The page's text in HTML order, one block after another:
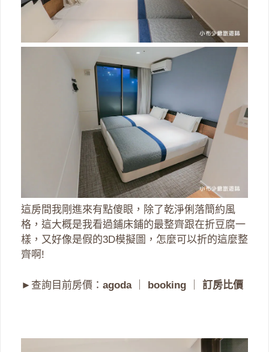
這房間我剛進來有點傻眼，除了乾淨俐落簡約風
格，這大概是我看過鋪床鋪的最整齊跟在折豆腐一
樣，又好像是假的3D模擬圖，怎麼可以折的這麼整
齊啊!
►查詢目前房價： agoda｜ booking 訂房比價